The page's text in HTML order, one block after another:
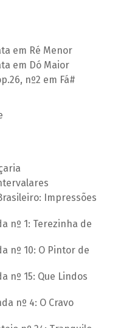
em Ré Menor
em Dó Maior
nº2 em Fá#
Impressões
nº 1: Terezinha de
nº 10: O Pintor de
nº 15: Que Lindos
nº 4: O Cravo